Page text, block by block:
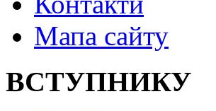
Мапа сайту
ВСТУПНИКУ